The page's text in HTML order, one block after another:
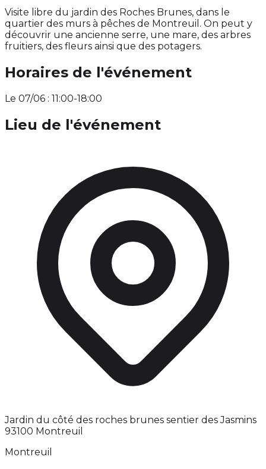
Visite libre du jardin des Roches Brunes, dans le
quartier des murs à pêches de Montreuil. On peut y
découvrir une ancienne serre, une mare, des arbres
fruitiers, des fleurs ainsi que des potagers.
Horaires de l'événement
Le 07/06 : 11:00-18:00
Lieu de l'événement
Jardin du côté des roches brunes sentier des Jasmins
93100 Montreuil
Montreuil